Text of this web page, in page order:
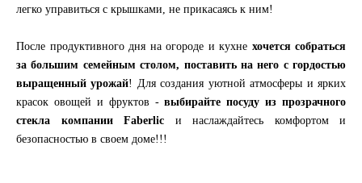
легко управиться с крышками, не прикасаясь к ним!
После продуктивного дня на огороде и кухне хочется собраться
за большим семейным столом, поставить на него с гордостью
выращенный урожай! Для создания уютной атмосферы и ярких
красок овощей и фруктов -выбирайте посуду из прозрачного
стекла компании Faberlic и наслаждайтесь комфортом и
безопасностью в своем доме!!!